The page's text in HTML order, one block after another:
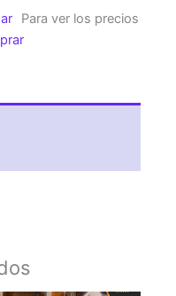
Para ver los precios